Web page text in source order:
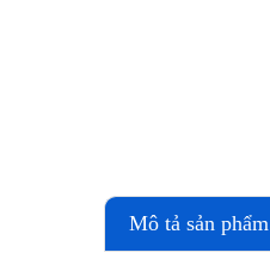
Mô tả sản phẩm